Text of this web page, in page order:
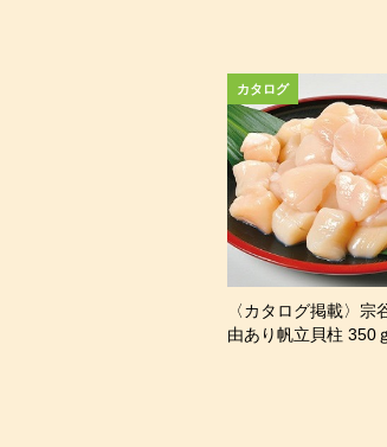
〈カタログ掲載〉宗
由あり帆立貝柱 350